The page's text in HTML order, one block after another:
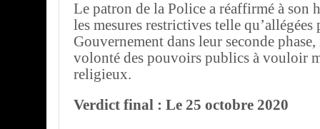
Le patron de la Police a réaffirmé à son
les mesures restrictives telle qu’allégées
Gouvernement dans leur seconde
volonté des pouvoirs publics à vouloir
religieux.
Verdict final : Le 25 octobre 2020